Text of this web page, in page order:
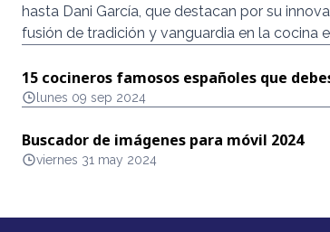
hasta Dani García, que destacan por su
fusión de tradición y vanguardia en la cocina
15 cocineros famosos españoles que
lunes 09 sep 2024
Buscador de imágenes para móvil 2024
viernes 31 may 2024